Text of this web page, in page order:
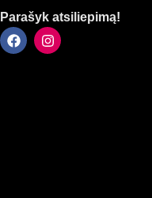
Parašyk atsiliepimą!